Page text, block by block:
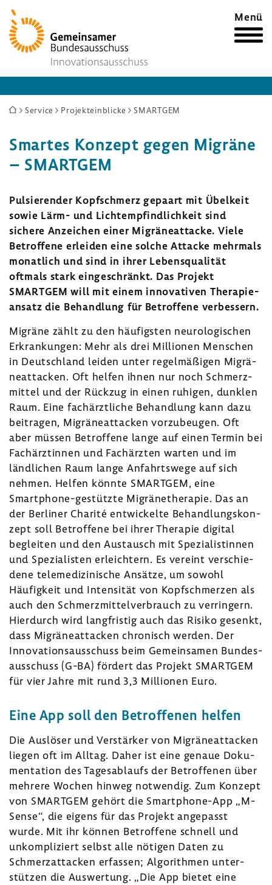
Zur
Startseite
Menü
Sie
hier:
Service Projekteinblicke SMARTGEM
Smartes Konzept gegen Migräne
– SMARTGEM
Pulsie­render Kopf­schmerz gepaart mit Übel­keit
sowie Lärm- und Licht­emp­find­lich­keit sind
sichere Anzei­chen einer Migrä­ne­at­tacke. Viele
Betrof­fene erleiden eine solche Attacke mehr­mals
monat­lich und sind in ihrer Lebens­qua­lität
oftmals stark einge­schränkt. Das Projekt
SMARTGEM will mit einem inno­va­tiven Thera­pie­
an­satz die Behand­lung für Betrof­fene verbes­sern.
Migräne zählt zu den häufigsten neuro­lo­gi­schen
Erkran­kungen: Mehr als drei Millionen Menschen
in Deutsch­land leiden unter regel­mä­ßigen Migrä­
ne­at­ta­cken. Oft helfen ihnen nur noch Schmerz­
mittel und der Rückzug in einen ruhigen, dunklen
Raum. Eine fach­ärzt­liche Behand­lung kann dazu
beitragen, Migrä­ne­at­ta­cken vorzu­beugen. Oft
aber müssen Betrof­fene lange auf einen Termin bei
Fach­ärz­tinnen und Fach­ärzten warten und im
länd­li­chen Raum lange Anfahrts­wege auf sich
nehmen. Helfen könnte SMARTGEM, eine
Smartphone-​gestützte Migrä­ne­the­rapie. Das an
der Berliner Charité entwi­ckelte Behand­lungs­kon­
zept soll Betrof­fene bei ihrer Therapie digital
begleiten und den Austausch mit Spezia­lis­tinnen
und Spezia­listen erleich­tern. Es vereint verschie­
dene tele­me­di­zi­ni­sche Ansätze, um sowohl
Häufig­keit und Inten­sität von Kopf­schmerzen als
auch den Schmerz­mit­tel­ver­brauch zu verrin­gern.
Hier­durch wird lang­fristig auch das Risiko gesenkt,
dass Migrä­ne­at­ta­cken chro­nisch werden. Der
Inno­va­ti­ons­aus­schuss beim Gemein­samen Bundes­
aus­schuss (G-BA) fördert das Projekt SMARTGEM
für vier Jahre mit rund 3,3 Millionen Euro.
Eine App soll den Betrof­fenen helfen
Die Auslöser und Verstärker von Migrä­ne­at­ta­cken
liegen oft im Alltag. Daher ist eine genaue Doku­
men­ta­tion des Tages­ab­laufs der Betrof­fenen über
mehrere Wochen hinweg notwendig. Zum Konzept
von SMARTGEM gehört die Smartphone-​App „M-
Sense“, die eigens für das Projekt ange­passt
wurde. Mit ihr können Betrof­fene schnell und
unkom­pli­ziert selbst alle nötigen Daten zu
Schmer­z­at­ta­cken erfassen; Algo­rithmen unter­
stützen die Auswer­tung. „Die App bietet eine